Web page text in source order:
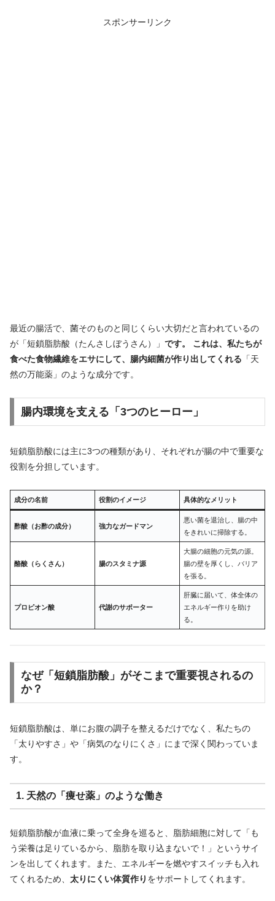
スポンサーリンク
最近の腸活で、菌そのものと同じくらい大切だと言われているの
が「短鎖脂肪酸（たんさしぼうさん）」 です。 これは、私たちが
食べた食物繊維をエサにして、腸内細菌が作り出してくれる 「天
然の万能薬」のような成分です。
腸内環境を支える「3つのヒーロー」
短鎖脂肪酸には主に3つの種類があり、それぞれが腸の中で重要な
役割を分担しています。
成分の名前 役割のイメージ 具体的なメリット
酢酸（お酢の成分） 強力なガードマン
悪い菌を退治し、腸の中
をきれいに掃除する。
酪酸（らくさん） 腸のスタミナ源
大腸の細胞の元気の源。
腸の壁を厚くし、バリア
を張る。
プロピオン酸 代謝のサポーター
肝臓に届いて、体全体の
エネルギー作りを助け
る。
なぜ「短鎖脂肪酸」がそこまで重要視されるの
か？
短鎖脂肪酸は、単にお腹の調子を整えるだけでなく、私たちの
「太りやすさ」や「病気のなりにくさ」にまで深く関わっていま
す。
1. 天然の「痩せ薬」のような働き
短鎖脂肪酸が血液に乗って全身を巡ると、脂肪細胞に対して「も
う栄養は足りているから、脂肪を取り込まないで！」というサイ
ンを出してくれます。また、エネルギーを燃やすスイッチも入れ
てくれるため、 太りにくい体質作り をサポートしてくれます。